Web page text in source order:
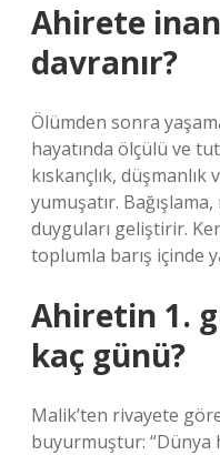
Ahirete
davranır?
Ölümden sonra
hayatında ölçülü ve
kıskançlık, düşmanlık
yumuşatır.
duyguları geliştirir.
toplumla barış içinde
Ahiretin 1.
kaç günü?
Malik’ten rivayete
buyurmuştur: “Dünya